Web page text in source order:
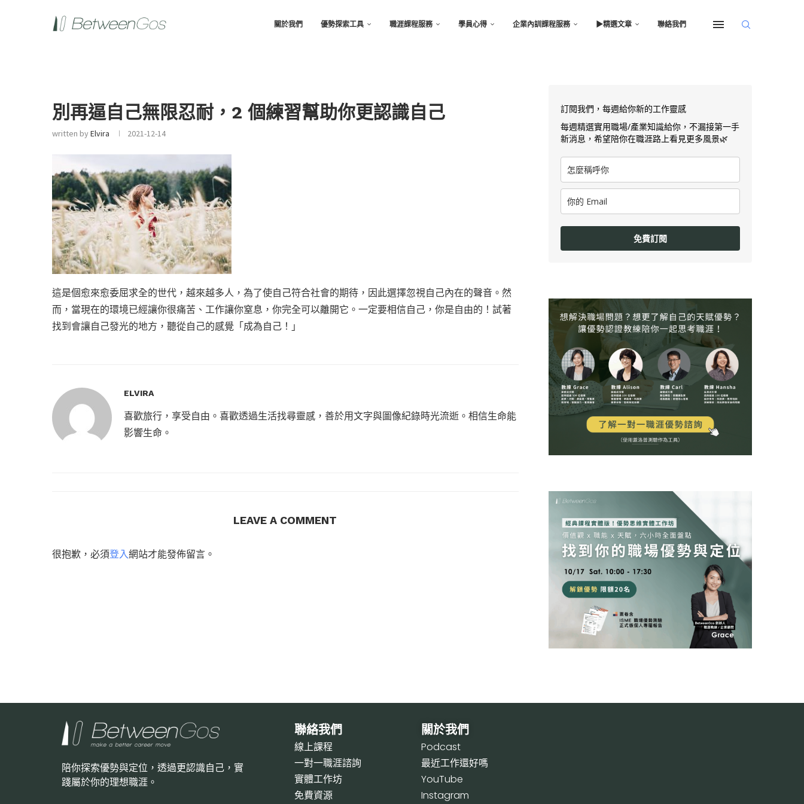
關於我們 優勢探索工具 職涯課程服務 學員心得 企業內訓課程服務 ▶︎精選文章 聯絡我們
別再逼自己無限忍耐，2 個練習幫助你更認識自己
written byElvira 2021-12-14
這是個愈來愈委屈求全的世代，越來越多人，為了使自己符合社會的期待，因此選擇忽視自己內在的聲音。然
而，當現在的環境已經讓你很痛苦、工作讓你窒息，你完全可以離開它。一定要相信自己，你是自由的！試著
找到會讓自己發光的地方，聽從自己的感覺「成為自己！」
ELVIRA
喜歡旅行，享受自由。喜歡透過生活找尋靈感，善於用文字與圖像紀錄時光流逝。相信生命能
影響生命。
LEAVE A COMMENT
很抱歉，必須登入網站才能發佈留言。
訂閱我們，每週給你新的工作靈感
每週精選實用職場/產業知識給你，不漏接第一手
新消息，希望陪你在職涯路上看見更多風景🌿
免費訂閱
陪你探索優勢與定位，透過更認識自己，實
踐屬於你的理想職涯。
聯絡我們
線上課程
一對一職涯諮詢
實體工作坊
免費資源
關於我們
Podcast
最近工作還好嗎
YouTube
Instagram